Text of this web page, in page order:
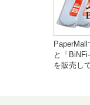
と「
を販売し